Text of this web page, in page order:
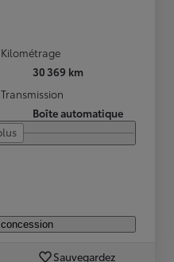
Kilométrage
30 369 km
Transmission
Boîte automatique
Sauvegardez